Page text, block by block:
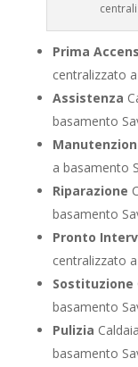
Prima
centralizzato
Assistenza
basamento
a basamento
Riparazione
basamento
Pronto
centralizzato
Sostituzione
basamento
Pulizia
basamento